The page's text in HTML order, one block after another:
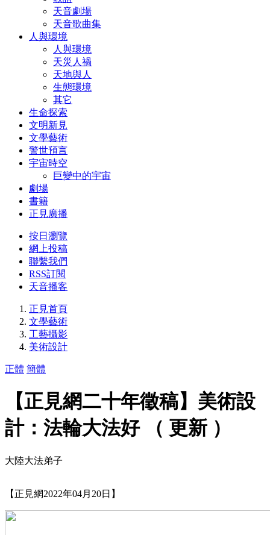
天音劇場
天音歌曲集
人與環境
人與環境
天災人禍
天地與人
生態環境
其它
生命探索
文明新見
文學藝術
警世預言
宇宙時空
巨變中的宇宙
劇場
書籍
正見廣播
按日瀏覽
網上投稿
聯繫我們
RSS訂閱
天音播客
正見首頁
文學藝術
工藝攝影
美術設計
正體 簡體
【正見網二十年徵稿】美術設
計：法輪大法好 （ 更新 ）
大陸大法弟子
【正見網2022年04月20日】